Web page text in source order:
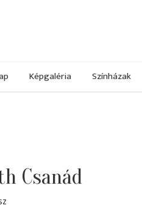
Képgaléria Színházak
Csanád